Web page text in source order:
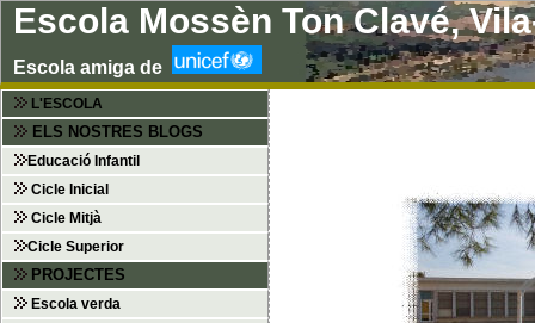
Escola Mossèn Ton Clavé,
Escola amiga de
L'ESCOLA
ELS NOSTRES BLOGS
Educació Infantil
Cicle Inicial
Cicle Mitjà
Cicle Superior
PROJECTES
Escola verda